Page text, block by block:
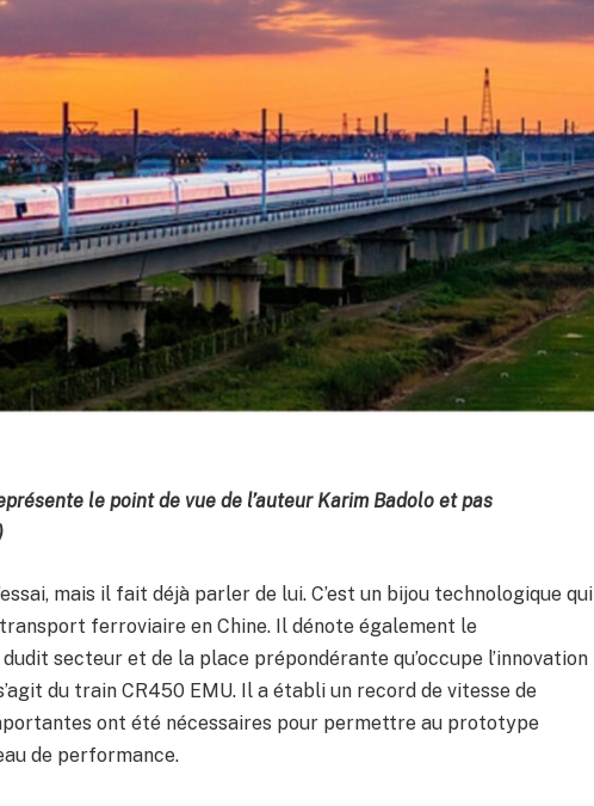
le point de vue de l’auteur Karim Badolo et pas
mais il fait déjà parler de lui. C’est un bijou technologique qui
ferroviaire en Chine. Il dénote également le
secteur et de la place prépondérante qu’occupe l’innovation
du train CR450 EMU. Il a établi un record de vitesse de
ont été nécessaires pour permettre au prototype
de performance.